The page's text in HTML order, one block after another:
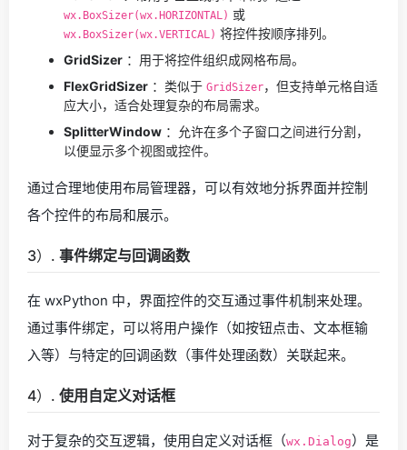
wx.BoxSizer(wx.HORIZONTAL) 或
wx.BoxSizer(wx.VERTICAL) 将控件按顺序排列。
GridSizer ：用于将控件组织成网格布局。
FlexGridSizer ：类似于 GridSizer，但支持单元格自适
应大小，适合处理复杂的布局需求。
SplitterWindow ：允许在多个子窗口之间进行分割，
以便显示多个视图或控件。
通过合理地使用布局管理器，可以有效地分拆界面并控制
各个控件的布局和展示。
3）. 事件绑定与回调函数
在 wxPython 中，界面控件的交互通过事件机制来处理。
通过事件绑定，可以将用户操作（如按钮点击、文本框输
入等）与特定的回调函数（事件处理函数）关联起来。
4）. 使用自定义对话框
对于复杂的交互逻辑，使用自定义对话框（wx.Dialog）是